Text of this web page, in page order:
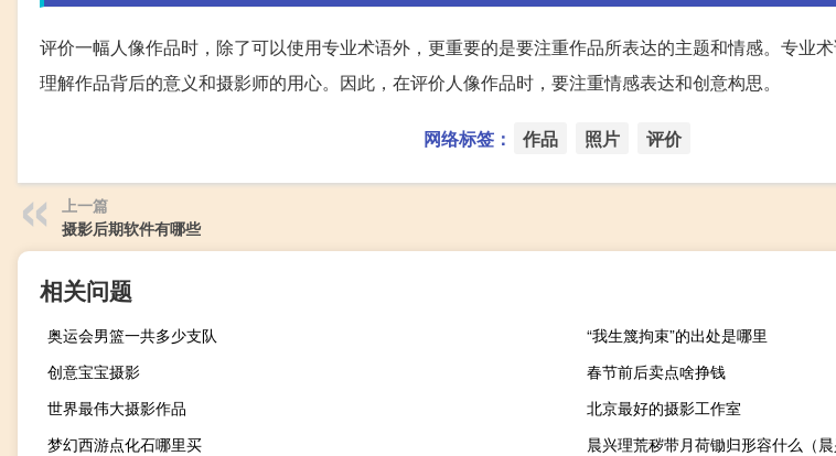
评价一幅人像作品时，除了可以使用专业术语外，更重要的是要注重作品所表达的主题和情感。专业
理解作品背后的意义和摄影师的用心。因此，在评价人像作品时，要注重情感表达和创意构思。
网络标签： 作品 照片 评价
上一篇
摄影后期软件有哪些
相关问题
奥运会男篮一共多少支队
“我生篾拘束”的出处是哪里
创意宝宝摄影
春节前后卖点啥挣钱
世界最伟大摄影作品
北京最好的摄影工作室
梦幻西游点化石哪里买
晨兴理荒秽带月荷锄归形容什么（晨